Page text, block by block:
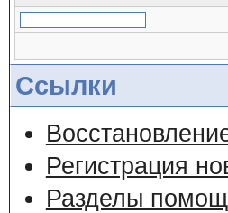
Ссылки
Регистрация
Разделы